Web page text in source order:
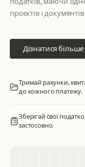
проєктів і документів.
Дізнатися більше
Тримай рахунки,
до кожного платежу.
Зберігай свої
застосовно.